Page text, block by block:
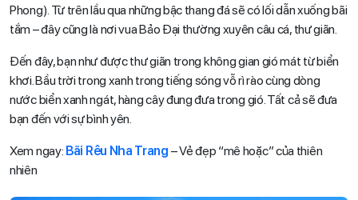
Phong). Từ trên lầu qua những bậc thang đá sẽ có lối dẫn xuống bãi
tắm – đây cũng là nơi vua Bảo Đại thường xuyên câu cá, thư giãn.
Đến đây, bạn như được thư giãn trong không gian gió mát từ biển
khơi. Bầu trời trong xanh trong tiếng sóng vỗ rì rào cùng dòng
nước biển xanh ngát, hàng cây đung đưa trong gió. Tất cả sẽ đưa
bạn đến với sự bình yên.
Xem ngay: Bãi Rêu Nha Trang – Vẻ đẹp “mê hoặc” của thiên
nhiên